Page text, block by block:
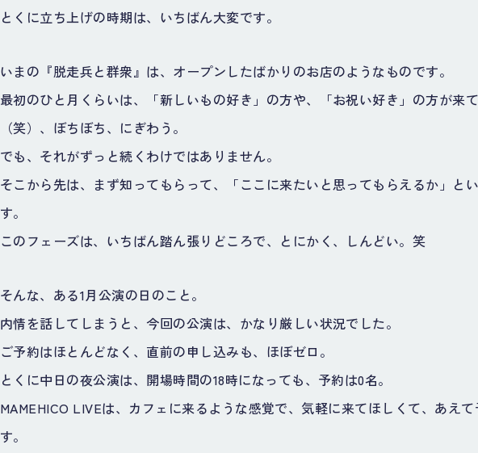
とくに立ち上げの時期は、いちばん大変です。
いまの『脱走兵と群衆』は、オープンしたばかりのお店のようなものです。
最初のひと月くらいは、「新しいもの好き」の方や、「お祝い好き」の方が来
（笑）、ぼちぼち、にぎわう。
でも、それがずっと続くわけではありません。
そこから先は、まず知ってもらって、「ここに来たいと思ってもらえるか」と
す。
このフェーズは、いちばん踏ん張りどころで、とにかく、しんどい。笑
そんな、ある1月公演の日のこと。
内情を話してしまうと、今回の公演は、かなり厳しい状況でした。
ご予約はほとんどなく、直前の申し込みも、ほぼゼロ。
とくに中日の夜公演は、開場時間の18時になっても、予約は0名。
MAMEHICO LIVEは、カフェに来るような感覚で、気軽に来てほしくて、あえ
す。